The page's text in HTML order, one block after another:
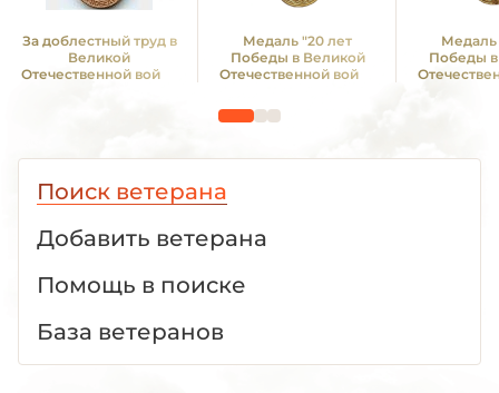
За доблестный труд в
Великой
Отечественной войне
Медаль "20 лет
Победы в Великой
Отечественной войне
Медаль
Победы
Поиск ветерана
Добавить ветерана
Помощь в поиске
База ветеранов